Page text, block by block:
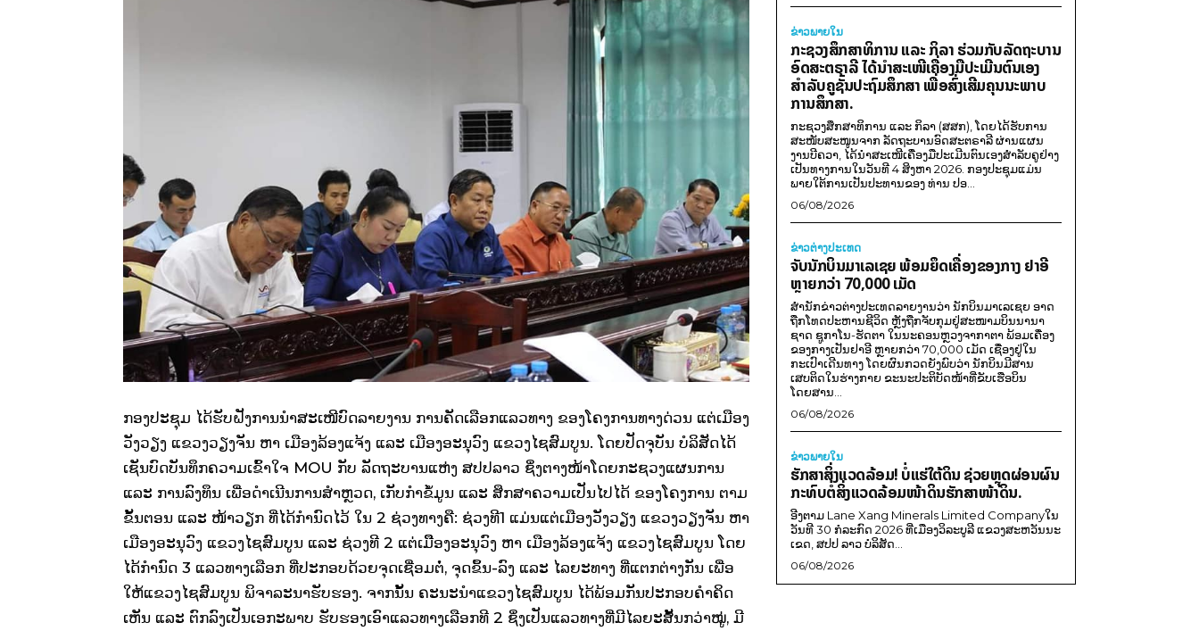
ກອງປະຊຸມ ໄດ້ຮັບຝັງການນໍາສະເໜີບົດລາຍງານ ການຄັດເລືອກແລວທາງ ຂອງໂຄງການທາງດ່ວນ ແຕ່ເມືອງ
ວັງວຽງ ແຂວງວຽງຈັນ ຫາ ເມືອງລ້ອງແຈ້ງ ແລະ ເມືອງອະນຸວົງ ແຂວງໄຊສົມບູນ. ໂດຍປັດຈຸບັນ ບໍລິສັດໄດ້
ເຊັນບົດບັນທຶກຄວາມເຂົ້າໃຈ MOU ກັບ ລັດຖະບານແຫ່ງ ສປປລາວ ຊຶ່ງຕາງໜ້າໂດຍກະຊວງແຜນການ
ແລະ ການລົງທຶນ ເພື່ອດໍາເນີນການສໍາຫຼວດ, ເກັບກໍາຂໍ້ມູນ ແລະ ສຶກສາຄວາມເປັນໄປໄດ້ ຂອງໂຄງການ ຕາມ
ຂັ້ນຕອນ ແລະ ໜ້າວຽກ ທີ່ໄດ້ກໍານົດໄວ້ ໃນ 2 ຊ່ວງທາງຄື: ຊ່ວງທີ1 ແມ່ນແຕ່ເມືອງວັງວຽງ ແຂວງວຽງຈັນ ຫາ
ເມືອງອະນຸວົງ ແຂວງໄຊສົມບູນ ແລະ ຊ່ວງທີ 2 ແຕ່ເມືືອງອະນຸວົງ ຫາ ເມືອງລ້ອງແຈ້ງ ແຂວງໄຊສົມບູນ ໂດຍ
ໄດ້ກໍານົດ 3 ແລວທາງເລືອກ ທີ່ປະກອບດ້ວຍຈຸດເຊື່ອມຕໍ່, ຈຸດຂຶ້ນ-ລົງ ແລະ ໄລຍະທາງ ທີ່ແຕກຕ່າງກັນ ເພື່ອ
ໃຫ້ແຂວງໄຊສົມບູນ ພິຈາລະນາຮັບຮອງ. ຈາກນັ້ນ ຄະນະນໍາແຂວງໄຊສົມບູນ ໄດ້ພ້ອມກັນປະກອບຄໍາຄິດ
ເຫັນ ແລະ ຕົກລົງເປັນເອກະພາບ ຮັບຮອງເອົາແລວທາງເລືອກທີ 2 ຊຶ່ງເປັນແລວທາງທີ່ມີໄລຍະສັ້ນກວ່າໝູ່, ມີ
ຂ່າວພາຍ​ໃນ
ກະຊວງສຶກສາທິການ ແລະ ກິລາ ຮ່ວມກັບລັດຖະບານ
ອົດສະຕຣາລີ ໄດ້ນຳສະເໜີເຄື່ອງມືປະເມີນຕົນເອງ
ສຳລັບຄູຊັ້ນປະຖົມສຶກສາ ເພື່ອສົ່ງເສີມຄຸນນະພາບ
ການສຶກສາ.
ກະຊວງສຶກສາທິການ ແລະ ກິລາ (ສສກ), ໂດຍໄດ້ຮັບການ
ສະໜັບສະໜູນຈາກ ລັດຖະບານອົດສະຕຣາລີ ຜ່ານແຜນ
ງານບີຄວາ, ໄດ້ນຳສະເໜີເຄື່ອງມືປະເມີນຕົນເອງສຳລັບຄູຢ່າງ
ເປັນທາງການໃນວັນທີ 4 ສິງຫາ 2026. ກອງປະຊຸມແມ່ນ
ພາຍໃຕ້ການເປັນປະທານຂອງ ທ່ານ ປອ...
06/08/2026
ຂ່າວຕ່າງປະເທດ
ຈັບນັກບິນມາເລເຊຍ ພ້ອມຍຶດເຄື່ອງຂອງກາງ ຢາອີ
ຫຼາຍກວ່າ 70,000 ເມັດ
ສຳນັກຂ່າວຕ່າງປະເທດລາຍງານວ່າ ນັກບິນມາເລເຊຍ ອາດ
ຖືກໂທດປະຫານຊີວິດ ຫຼັງຖືກຈັບກຸມຢູ່ສະໜາມບິນນານາ
ຊາດ ຊູກາໂນ-ຮັດຕາ ໃນນະຄອນຫຼວງຈາກາຕາ ພ້ອມເຄື່ອງ
ຂອງກາງເປັນຢາອີ ຫຼາຍກວ່າ 70,000 ເມັດ ເຊື່ອງຢູ່ໃນ
ກະເປົາເດີນທາງ ໂດຍຜົນກວດຍັງພົບວ່າ ນັກບິນມີສານ
ເສບຕິດໃນຮ່າງກາຍ ຂະນະປະຕິບັດໜ້າທີ່ຂັບເຮືອບິນ
ໂດຍສານ...
06/08/2026
ຂ່າວພາຍ​ໃນ
ຮັກສາສິ່ງແວດລ້ອມ! ບໍ່ແຮ່ໃຕ້ດິນ ຊ່ວຍຫຼຸດຜ່ອນຜົນ
ກະທົບຕໍ່ສິ່ງແວດລ້ອມໜ້າດິນຮັກສາໜ້າດິນ.
ອີງຕາມ Lane Xang Minerals Limited Companyໃນ
ວັນທີ 30 ກໍລະກົດ 2026 ທີ່ເມືອງວິລະບູລີ ແຂວງສະຫວັນນະ
ເຂດ, ສປປ ລາວ ບໍລິສັດ...
06/08/2026